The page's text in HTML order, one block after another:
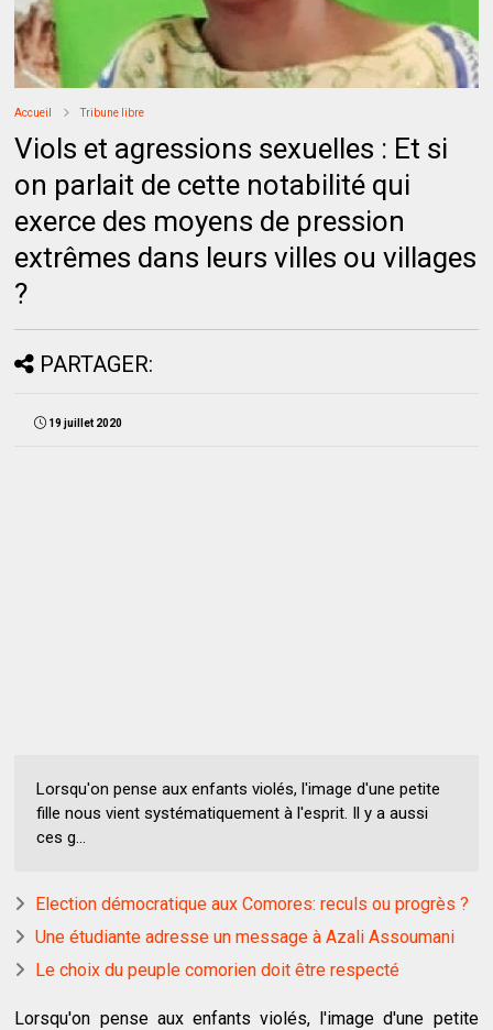
Accueil Tribune libre
Viols et agressions sexuelles : Et si
on parlait de cette notabilité qui
exerce des moyens de pression
extrêmes dans leurs villes ou villages
?
PARTAGER:
19 juillet 2020
Lorsqu'on pense aux enfants violés, l'image d'une petite
fille nous vient systématiquement à l'esprit. Il y a aussi
ces g...
Election démocratique aux Comores: reculs ou progrès ?
Une étudiante adresse un message à Azali Assoumani
Le choix du peuple comorien doit être respecté
Lorsqu'on pense aux enfants violés, l'image d'une petite